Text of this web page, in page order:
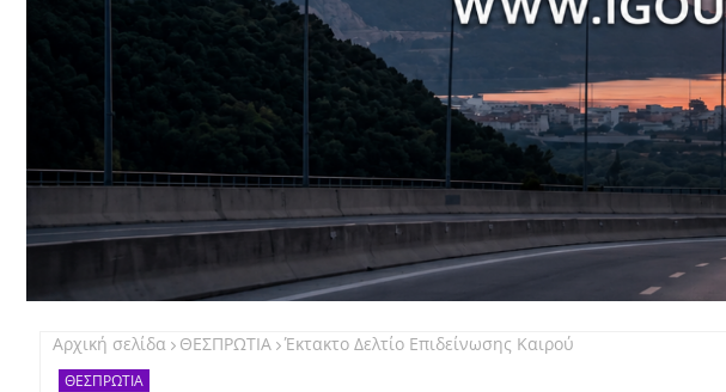
Αρχική σελίδα ΘΕΣΠΡΩΤΙΑ Έκτακτο Δελτίο Επιδείνωσης Καιρού
ΘΕΣΠΡΩΤΙΑ